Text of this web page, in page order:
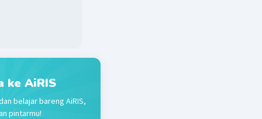
ke AiRIS
belajar bareng AiRIS,
pintarmu!